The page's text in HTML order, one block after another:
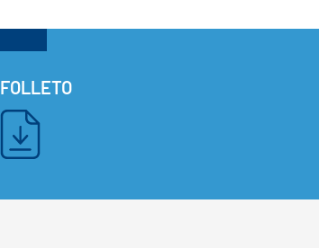
FOLLETO